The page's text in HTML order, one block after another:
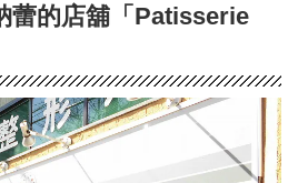
蕾的店舖「Patisserie